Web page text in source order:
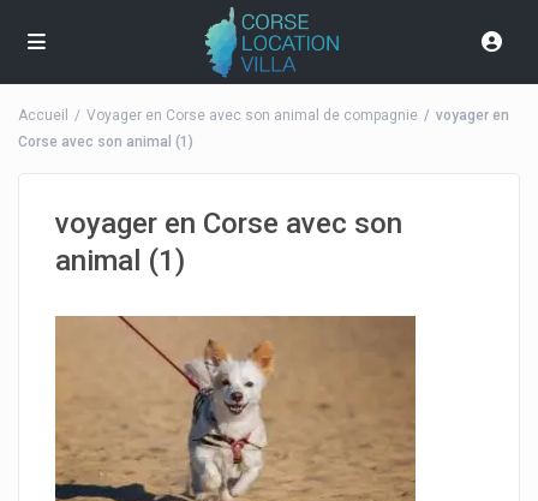
Accueil Voyager en Corse avec son animal de compagnie
voyager en
Corse avec son animal (1)
voyager en Corse avec son
animal (1)